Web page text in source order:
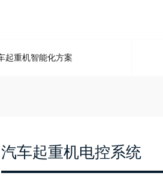
起重机智能化方案
汽车起重机电控系统